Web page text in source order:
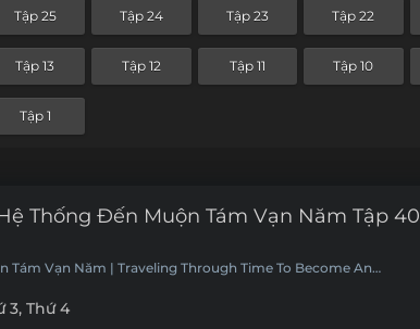
Tập 25 Tập 24 Tập 23 Tập 22
Tập 13 Tập 12 Tập 11 Tập 10
Tập 1
Thống Đến Muộn Tám Vạn Năm Tập 40
Tám Vạn Năm | Traveling Through Time To Become An
3, Thứ 4